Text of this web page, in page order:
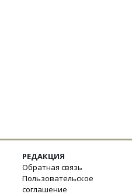
РЕДАКЦИЯ
Обратная связь
Пользовательское
соглашение